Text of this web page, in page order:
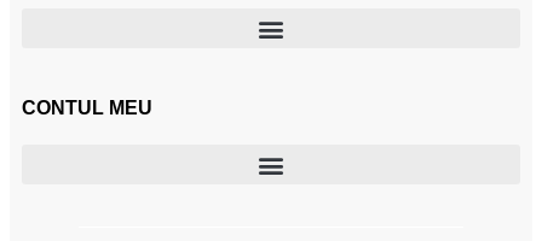
CONTUL MEU